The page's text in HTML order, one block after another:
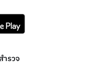
ำรวจ